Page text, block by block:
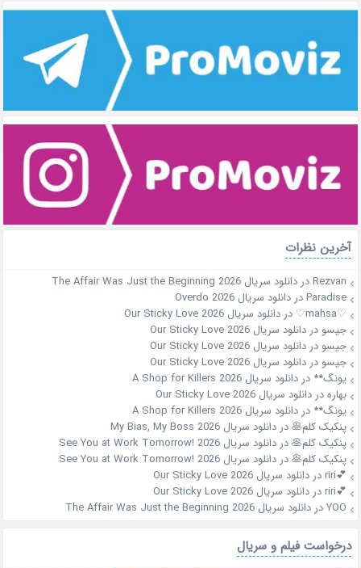
آخرین نظرات
Rezvanدردانلود سریال The Affair Was Just the Beginning 2026
Paradiseدردانلود سریال Overdo 2026
♡mahsa♡
دردانلود سریال Our Sticky Love 2026
جیسو دردانلود سریال Our Sticky Love 2026
جیسو دردانلود سریال Our Sticky Love 2026
جیسو دردانلود سریال Our Sticky Love 2026
یونگ** دردانلود سریال A Shop for Killers 2026
بهارهدردانلود سریال Our Sticky Love 2026
یونگ** دردانلود سریال A Shop for Killers 2026
پنکیک کلم🥞دردانلود سریال My Bias, My Boss 2026
پنکیک کلم🥞دردانلود سریال See You at Work Tomorrow! 2026
پنکیک کلم🥞دردانلود سریال See You at Work Tomorrow! 2026
💕riri
دردانلود سریال Our Sticky Love 2026
💕riri
دردانلود سریال Our Sticky Love 2026
YOOدردانلود سریال The Affair Was Just the Beginning 2026
درخواست فیلم و سریال